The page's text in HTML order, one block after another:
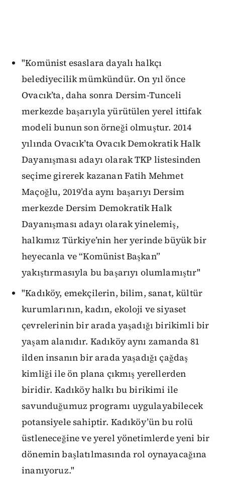
"Komünist esaslara dayalı halkçı
belediyecilik mümkündür. On yıl önce
Ovacık’ta, daha sonra Dersim-Tunceli
merkezde başarıyla yürütülen yerel ittifak
modeli bunun son örneği olmuştur. 2014
yılında Ovacık’ta Ovacık Demokratik Halk
Dayanışması adayı olarak TKP listesinden
seçime girerek kazanan Fatih Mehmet
Maçoğlu, 2019’da aynı başarıyı Dersim
merkezde Dersim Demokratik Halk
Dayanışması adayı olarak yinelemiş,
halkımız Türkiye’nin her yerinde büyük bir
heyecanla ve “Komünist Başkan”
yakıştırmasıyla bu başarıyı olumlamıştır"
"Kadıköy, emekçilerin, bilim, sanat, kültür
kurumlarının, kadın, ekoloji ve siyaset
çevrelerinin bir arada yaşadığı birikimli bir
yaşam alanıdır. Kadıköy aynı zamanda 81
ilden insanın bir arada yaşadığı çağdaş
kimliği ile ön plana çıkmış yerellerden
biridir. Kadıköy halkı bu birikimi ile
savunduğumuz programı uygulayabilecek
potansiyele sahiptir. Kadıköy’ün bu rolü
üstleneceğine ve yerel yönetimlerde yeni bir
dönemin başlatılmasında rol oynayacağına
inanıyoruz."